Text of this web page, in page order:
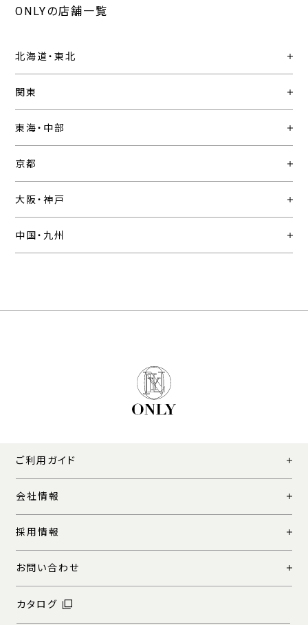
ONLYの店舗一覧
北海道・東北
関東
東海・中部
京都
大阪・神戸
中国・九州
ご利用ガイド
会社情報
採用情報
お問い合わせ
カタログ